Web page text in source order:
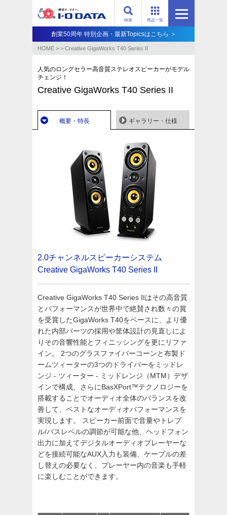
商品一覧
検索
創業50周年 特別企画・最新Topicsはこちら ＞
HOME > > Creative GigaWorks T40 Series II
人気のロングセラー高音質ステレオスピーカーがモデル
チェンジ！
Creative GigaWorks T40 Series II
概要・特長 ギャラリー・仕様
2.0チャンネルスピーカーシステム
Creative GigaWorks T40 Series II
Creative GigaWorks T40 Series IIはその高音質
とパフォーマンスが世界中で絶賛され数々の賞
を受賞したGigaWorks T40をベースに、より優
れた内部パーツの採用や筐体設計の見直しによ
りその音響性能とフィニッシングを更にリファ
イン。 2つのグラスファイバーコーンと布製ド
ームツィーターの3つのドライバーをミッドレ
ンジ - ツィーター - ミッドレンジ（MTM）デザ
インで構成、さらにBasXPort™テクノロジーを
搭載することでオーディオ全体のバランスを改
善して、ベストなオーディオパフォーマンスを
実現します。 スピーカー前面で音量やトレブ
ル/バスレベルの調節が可能な他、ヘッドフォン
出力に加えてデジタルオーディオプレーヤーな
どを接続可能なAUX入力も装備、ケーブルの差
し替えの必要なく、プレーヤー内の音楽も手軽
に楽しむことができます。